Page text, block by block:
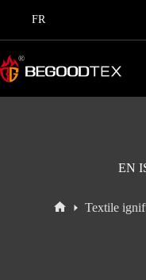
FR
EN
Textile